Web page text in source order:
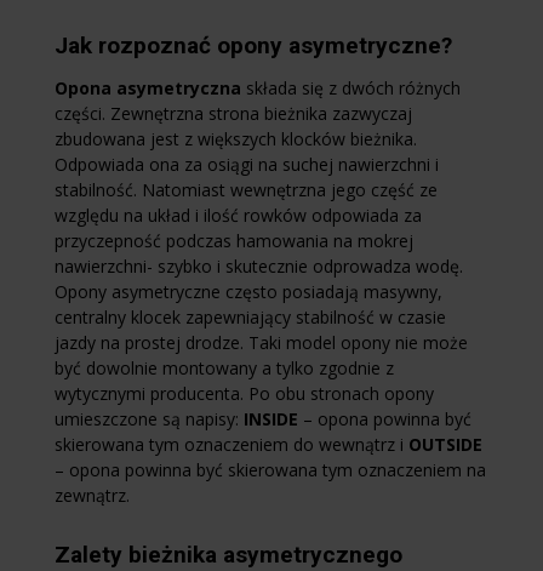
Jak rozpoznać opony asymetryczne?
Opona asymetryczna składa się z dwóch różnych
części. Zewnętrzna strona bieżnika zazwyczaj
zbudowana jest z większych klocków bieżnika.
Odpowiada ona za osiągi na suchej nawierzchni i
stabilność. Natomiast wewnętrzna jego część ze
względu na układ i ilość rowków odpowiada za
przyczepność podczas hamowania na mokrej
nawierzchni- szybko i skutecznie odprowadza wodę.
Opony asymetryczne często posiadają masywny,
centralny klocek zapewniający stabilność w czasie
jazdy na prostej drodze. Taki model opony nie może
być dowolnie montowany a tylko zgodnie z
wytycznymi producenta. Po obu stronach opony
umieszczone są napisy: INSIDE – opona powinna być
skierowana tym oznaczeniem do wewnątrz i OUTSIDE
– opona powinna być skierowana tym oznaczeniem na
zewnątrz.
Zalety bieżnika asymetrycznego